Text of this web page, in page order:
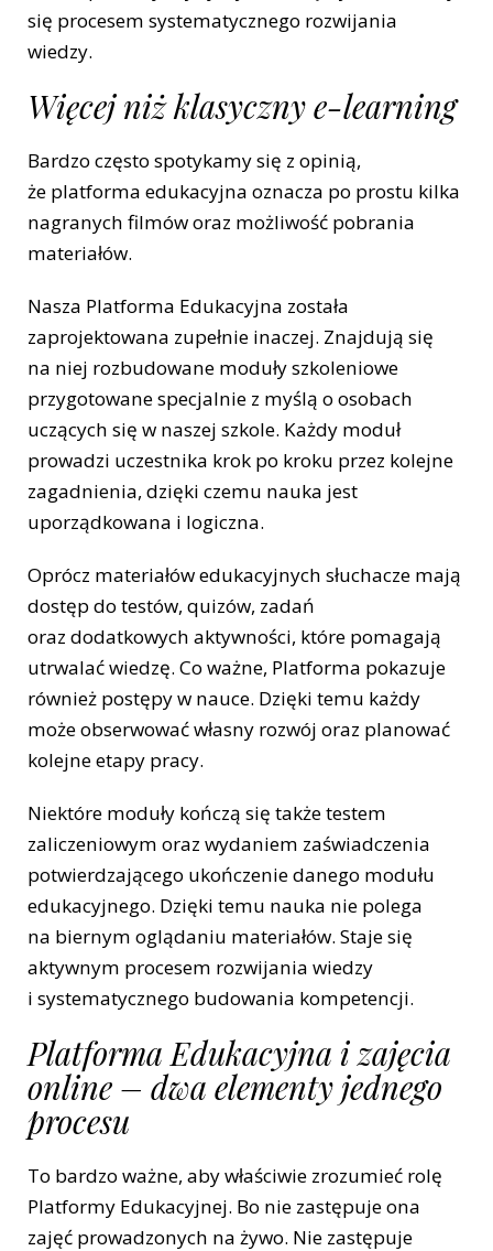
się procesem systematycznego rozwijania
wiedzy.
Więcej niż klasyczny e-learning
Bardzo często spotykamy się z opinią,
że platforma edukacyjna oznacza po prostu kilka
nagranych filmów oraz możliwość pobrania
materiałów.
Nasza Platforma Edukacyjna została
zaprojektowana zupełnie inaczej. Znajdują się
na niej rozbudowane moduły szkoleniowe
przygotowane specjalnie z myślą o osobach
uczących się w naszej szkole. Każdy moduł
prowadzi uczestnika krok po kroku przez kolejne
zagadnienia, dzięki czemu nauka jest
uporządkowana i logiczna.
Oprócz materiałów edukacyjnych słuchacze mają
dostęp do testów, quizów, zadań
oraz dodatkowych aktywności, które pomagają
utrwalać wiedzę. Co ważne, Platforma pokazuje
również postępy w nauce. Dzięki temu każdy
może obserwować własny rozwój oraz planować
kolejne etapy pracy.
Niektóre moduły kończą się także testem
zaliczeniowym oraz wydaniem zaświadczenia
potwierdzającego ukończenie danego modułu
edukacyjnego. Dzięki temu nauka nie polega
na biernym oglądaniu materiałów. Staje się
aktywnym procesem rozwijania wiedzy
i systematycznego budowania kompetencji.
Platforma Edukacyjna i zajęcia
online – dwa elementy jednego
procesu
To bardzo ważne, aby właściwie zrozumieć rolę
Platformy Edukacyjnej. Bo nie zastępuje ona
zajęć prowadzonych na żywo. Nie zastępuje